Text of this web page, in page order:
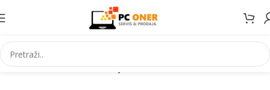
Početna Informatika Mediji Futrole i omoti